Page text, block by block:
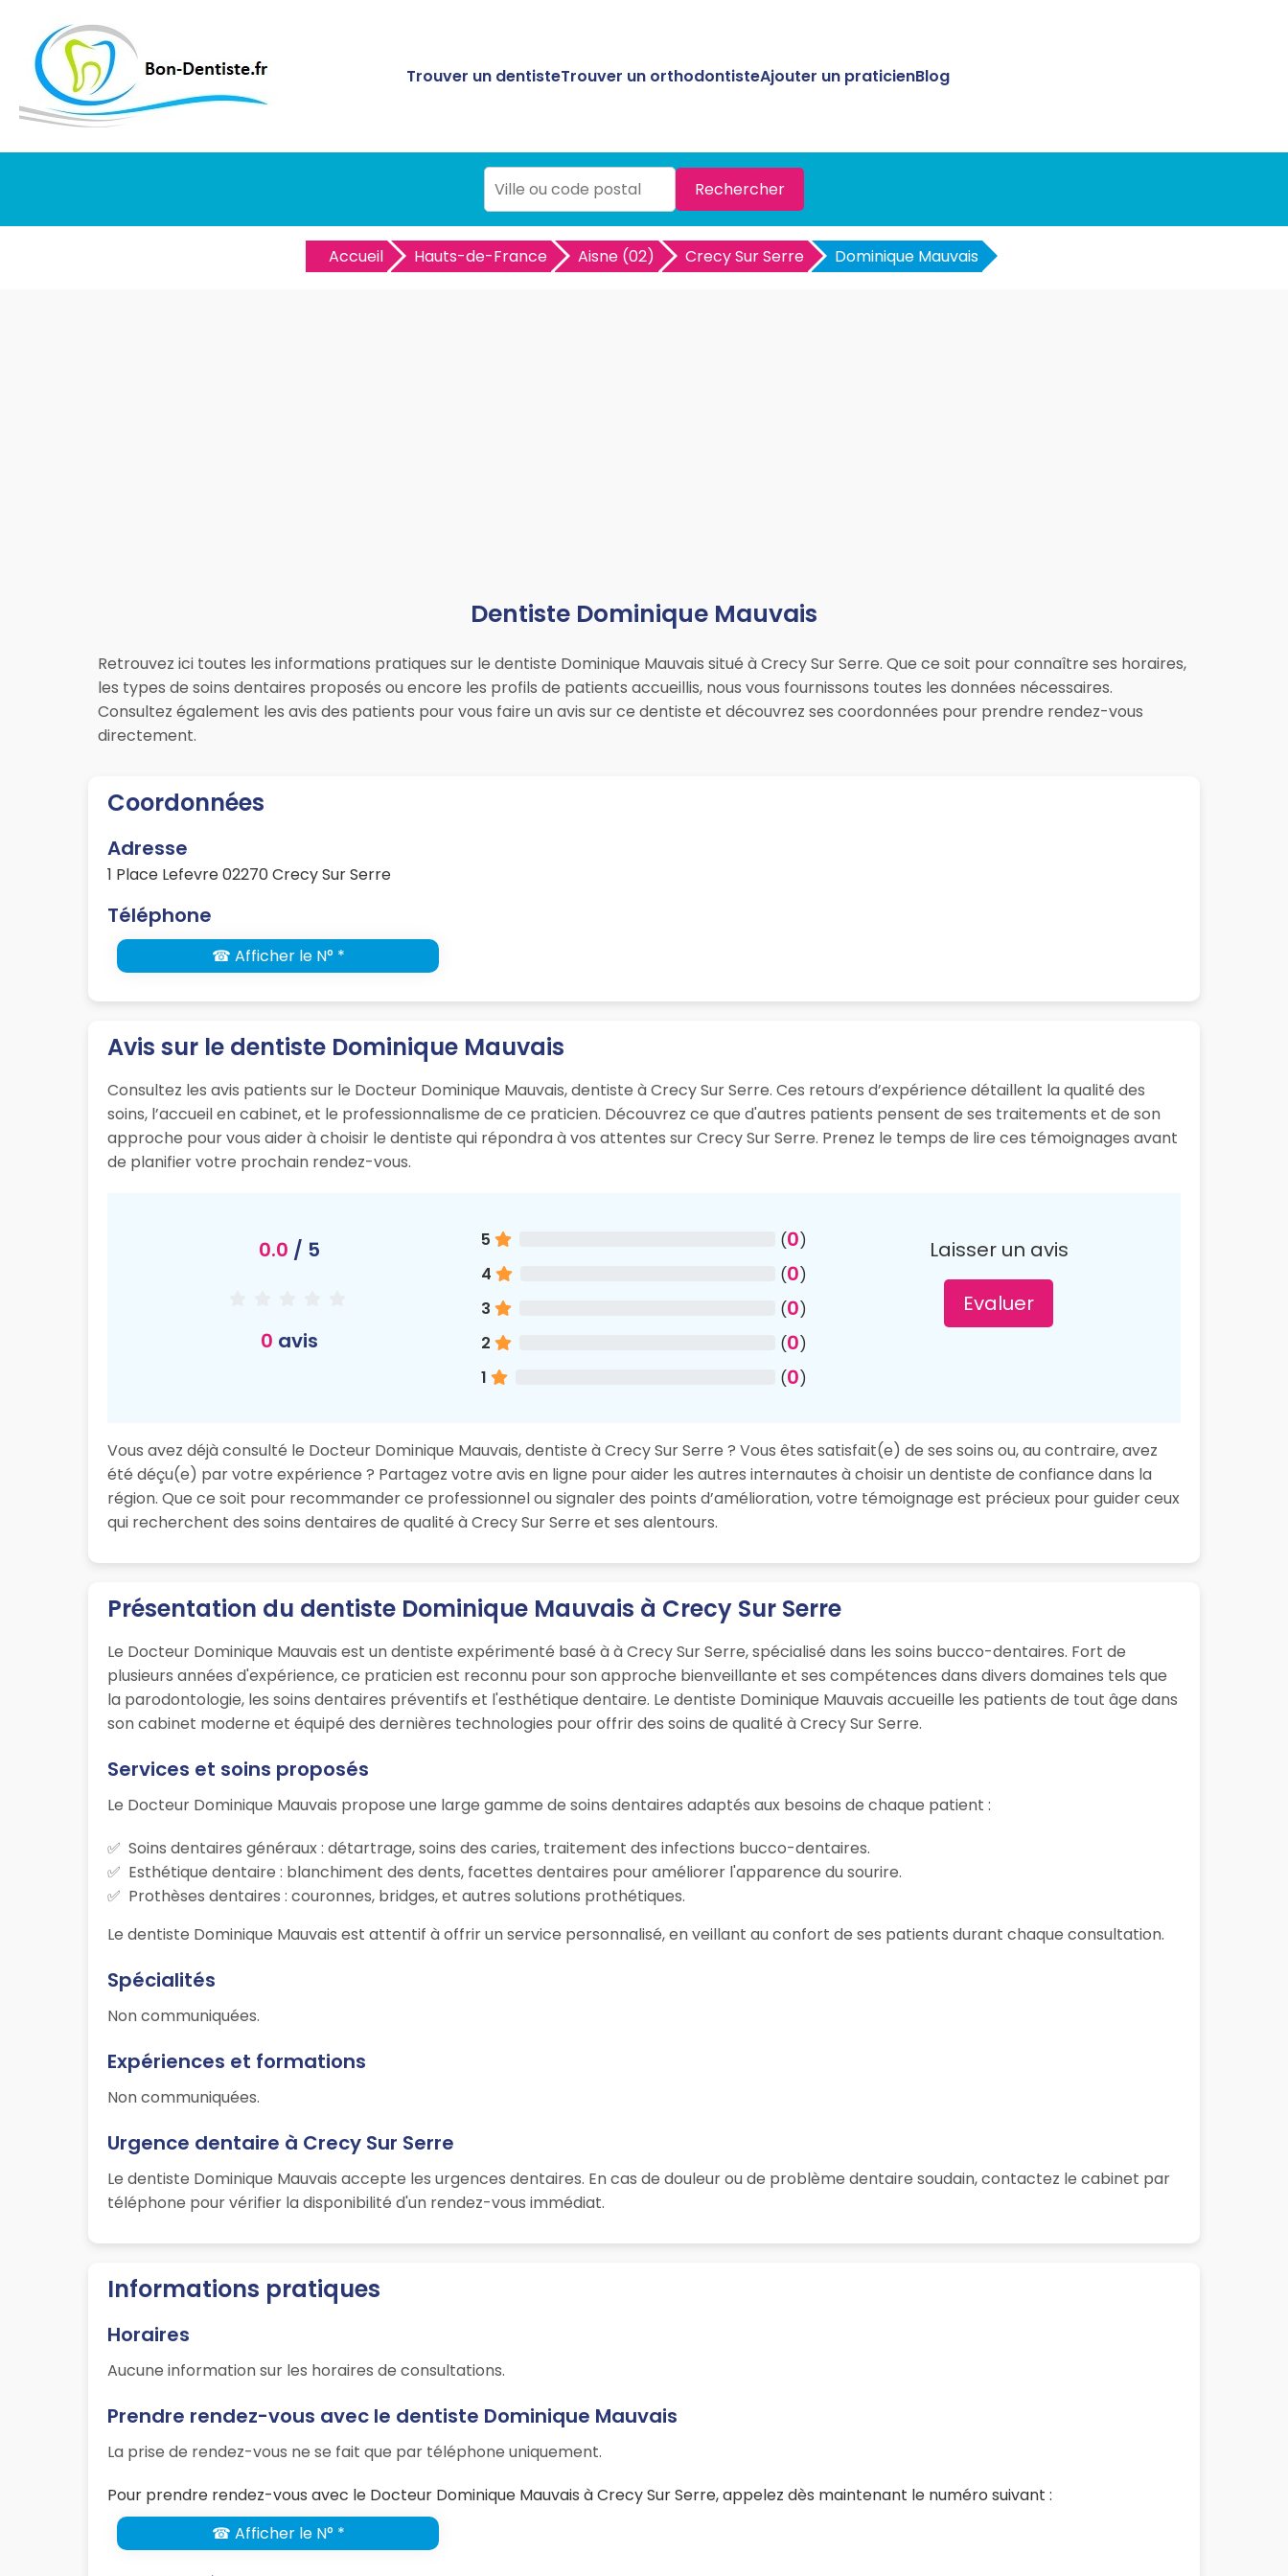
Trouver un dentisteTrouver un orthodontisteAjouter un praticienBlog
Rechercher
Accueil Hauts-de-France Aisne (02) Crecy Sur Serre Dominique Mauvais
Dentiste Dominique Mauvais
Retrouvez ici toutes les informations pratiques sur le dentiste Dominique Mauvais situé à Crecy Sur Serre. Que ce soit pour connaître ses horaires,
les types de soins dentaires proposés ou encore les profils de patients accueillis, nous vous fournissons toutes les données nécessaires.
Consultez également les avis des patients pour vous faire un avis sur ce dentiste et découvrez ses coordonnées pour prendre rendez-vous
directement.
Coordonnées
Adresse
1 Place Lefevre 02270 Crecy Sur Serre
Téléphone
☎ Afficher le N° *
Avis sur le dentiste Dominique Mauvais
Consultez les avis patients sur le Docteur Dominique Mauvais, dentiste à Crecy Sur Serre. Ces retours d’expérience détaillent la qualité des
soins, l’accueil en cabinet, et le professionnalisme de ce praticien. Découvrez ce que d'autres patients pensent de ses traitements et de son
approche pour vous aider à choisir le dentiste qui répondra à vos attentes sur Crecy Sur Serre. Prenez le temps de lire ces témoignages avant
de planifier votre prochain rendez-vous.
0.0 / 5
0 avis
5 (0)
4
(0)
3
(0)
2
(0)
1
(0)
Laisser un avis
Evaluer
Vous avez déjà consulté le Docteur Dominique Mauvais, dentiste à Crecy Sur Serre ? Vous êtes satisfait(e) de ses soins ou, au contraire, avez
été déçu(e) par votre expérience ? Partagez votre avis en ligne pour aider les autres internautes à choisir un dentiste de confiance dans la
région. Que ce soit pour recommander ce professionnel ou signaler des points d’amélioration, votre témoignage est précieux pour guider ceux
qui recherchent des soins dentaires de qualité à Crecy Sur Serre et ses alentours.
Présentation du dentiste Dominique Mauvais à Crecy Sur Serre
Le Docteur Dominique Mauvais est un dentiste expérimenté basé à à Crecy Sur Serre, spécialisé dans les soins bucco-dentaires. Fort de
plusieurs années d'expérience, ce praticien est reconnu pour son approche bienveillante et ses compétences dans divers domaines tels que
la parodontologie, les soins dentaires préventifs et l'esthétique dentaire. Le dentiste Dominique Mauvais accueille les patients de tout âge dans
son cabinet moderne et équipé des dernières technologies pour offrir des soins de qualité à Crecy Sur Serre.
Services et soins proposés
Le Docteur Dominique Mauvais propose une large gamme de soins dentaires adaptés aux besoins de chaque patient :
Soins dentaires généraux : détartrage, soins des caries, traitement des infections bucco-dentaires.
Esthétique dentaire : blanchiment des dents, facettes dentaires pour améliorer l'apparence du sourire.
Prothèses dentaires : couronnes, bridges, et autres solutions prothétiques.
Le dentiste Dominique Mauvais est attentif à offrir un service personnalisé, en veillant au confort de ses patients durant chaque consultation.
Spécialités
Non communiquées.
Expériences et formations
Non communiquées.
Urgence dentaire à Crecy Sur Serre
Le dentiste Dominique Mauvais accepte les urgences dentaires. En cas de douleur ou de problème dentaire soudain, contactez le cabinet par
téléphone pour vérifier la disponibilité d'un rendez-vous immédiat.
Informations pratiques
Horaires
Aucune information sur les horaires de consultations.
Prendre rendez-vous avec le dentiste Dominique Mauvais
La prise de rendez-vous ne se fait que par téléphone uniquement.
Pour prendre rendez-vous avec le Docteur Dominique Mauvais à Crecy Sur Serre, appelez dès maintenant le numéro suivant :
☎ Afficher le N° *